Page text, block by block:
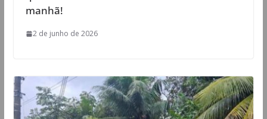
manhã!
2 de junho de 2026